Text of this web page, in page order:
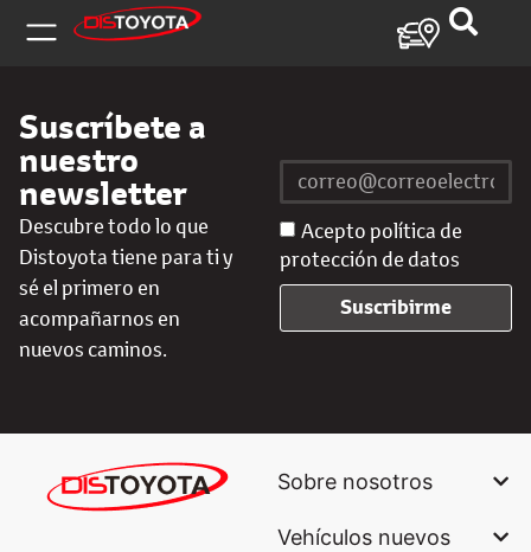
Suscríbete a
nuestro
newsletter
Descubre todo lo que
Distoyota tiene para ti y
sé el primero en
acompañarnos en
nuevos caminos.
Acepto política de
protección de datos
Suscribirme
Sobre nosotros
Vehículos nuevos